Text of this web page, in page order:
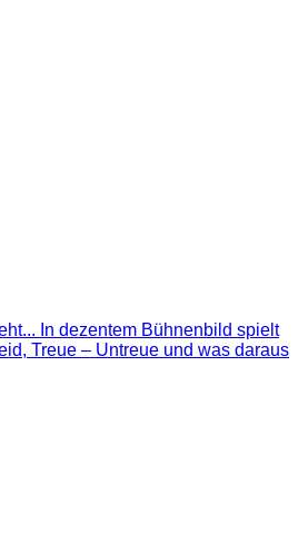
In dezentem Bühnenbild spielt
Treue – Untreue und was daraus